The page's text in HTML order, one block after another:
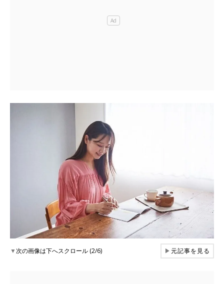
▼次の画像は下へスクロール (2/6) ▶元記事を見る